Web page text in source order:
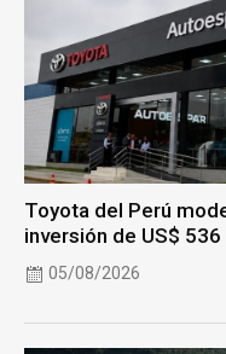
Toyota del Perú
inversión de US$ 536
05/08/2026